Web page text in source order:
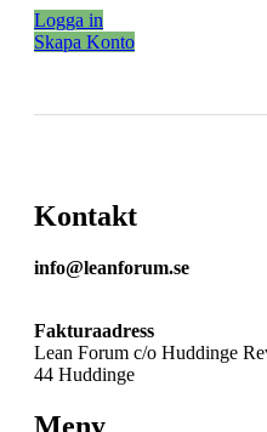
Logga in
Skapa Konto
Kontakt
info@leanforum.se
Fakturaadress
Lean Forum c/o Huddinge
44 Huddinge